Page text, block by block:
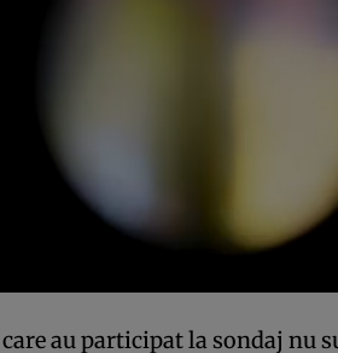
au participat la sondaj nu